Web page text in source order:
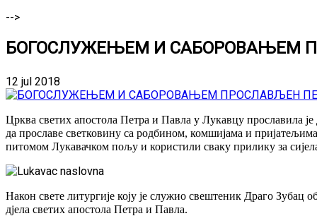
-->
БОГОСЛУЖЕЊЕМ И САБОРОВАЊЕМ
12 jul 2018
Црква светих апостола Петра и Павла у Лукавцу прославила
да прославе светковину са родбином, комшијама и
питомом Лукавачком пољу и користили сваку прилику за
Након свете литургије коју је служио свештеник Драго Зубац
дјела светих апостола Петра и Павла.